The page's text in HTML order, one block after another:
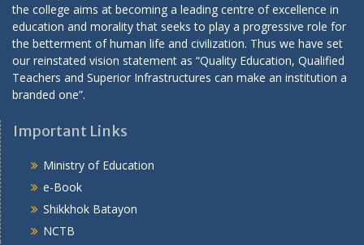
the college aims at becoming a leading centre of excellence in
education and morality that seeks to play a progressive role for
the betterment of human life and civilization. Thus we have set
our reinstated vision statement as “Quality Education, Qualified
Teachers and Superior Infrastructures can make an institution a
branded one”.
Important Links
Ministry of Education
e-Book
Shikkhok Batayon
NCTB